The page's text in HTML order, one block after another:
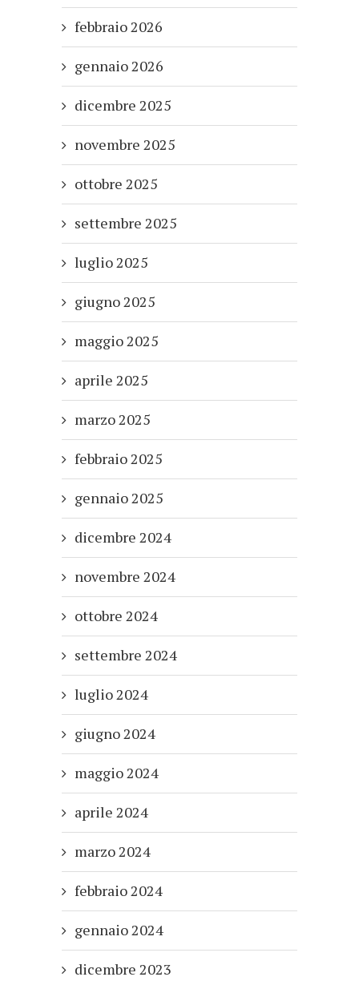
febbraio 2026
gennaio 2026
dicembre 2025
novembre 2025
ottobre 2025
settembre 2025
luglio 2025
giugno 2025
maggio 2025
aprile 2025
marzo 2025
febbraio 2025
gennaio 2025
dicembre 2024
novembre 2024
ottobre 2024
settembre 2024
luglio 2024
giugno 2024
maggio 2024
aprile 2024
marzo 2024
febbraio 2024
gennaio 2024
dicembre 2023